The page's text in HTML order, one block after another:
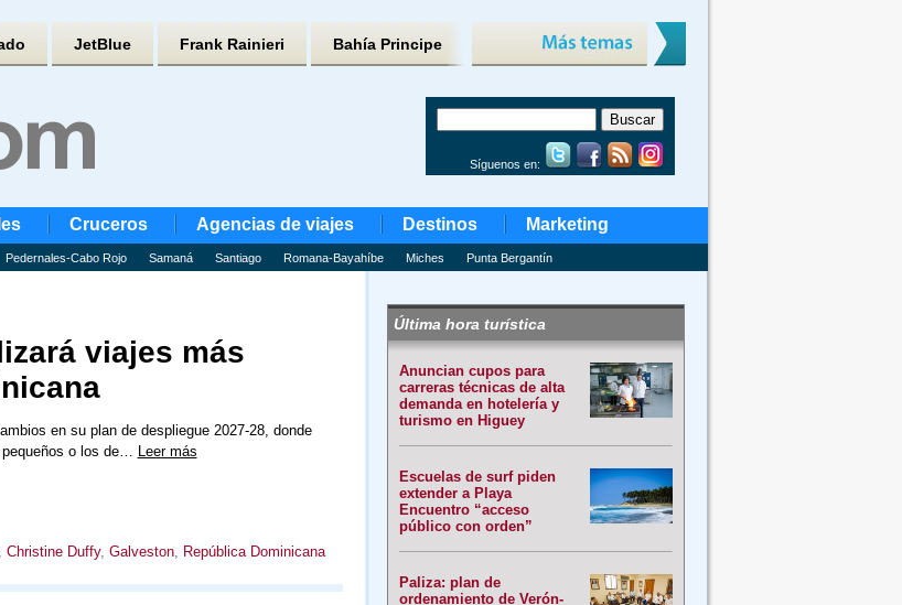
JetBlue Frank Rainieri Bahía Principe
Síguenos en:
Cruceros Agencias de viajes Destinos Marketing
Pedernales-Cabo Rojo Samaná Santiago Romana-Bayahíbe Miches Punta Bergantín
viajes más
en su plan de despliegue 2027-28, donde
o los de… Leer más
Christine Duffy, Galveston, República Dominicana
Última hora turística
Anuncian cupos para
carreras técnicas de alta
demanda en hotelería y
turismo en Higuey
Escuelas de surf piden
extender a Playa
Encuentro “acceso
público con orden”
Paliza: plan de
ordenamiento de Verón-